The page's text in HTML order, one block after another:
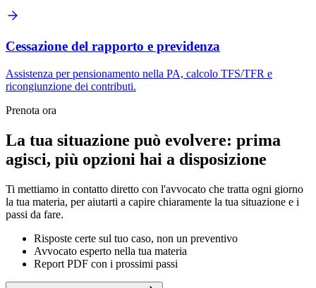
Cessazione del rapporto e previdenza
Assistenza per pensionamento nella PA, calcolo TFS/TFR e
ricongiunzione dei contributi.
Prenota ora
La tua situazione può evolvere: prima
agisci, più opzioni hai a disposizione
Ti mettiamo in contatto diretto con l'avvocato che tratta ogni giorno
la tua materia, per aiutarti a capire chiaramente la tua situazione e i
passi da fare.
Risposte certe sul tuo caso, non un preventivo
Avvocato esperto nella tua materia
Report PDF con i prossimi passi